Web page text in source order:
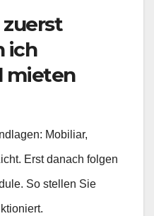
ich
mieten
Mobiliar,
Erst danach folgen
So stellen Sie